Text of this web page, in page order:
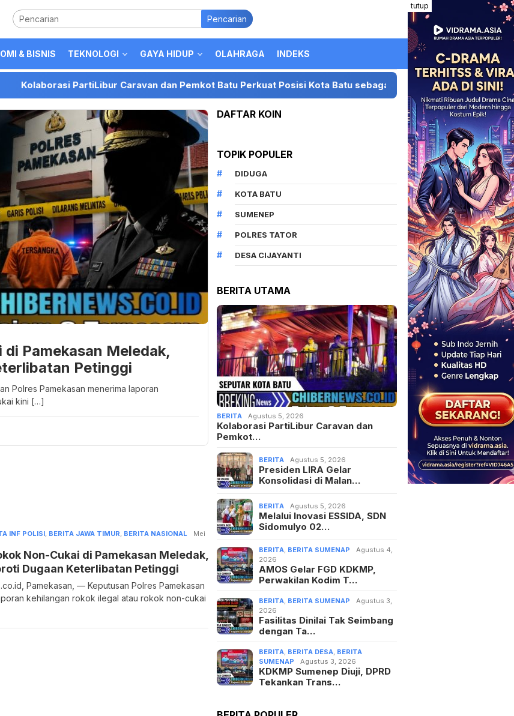
tutup
Pencarian
& BISNIS TEKNOLOGI GAYA HIDUP OLAHRAGA INDEKS
PartiLibur Caravan dan Pemkot Batu Perkuat Posisi Kota Batu sebagai Destinasi Festival Musik Nasional
Pamekasan Meledak,
Petinggi
Polres Pamekasan menerima laporan
kini […]
INF POLISI, BERITA JAWA TIMUR, BERITA NASIONAL Admin
Mei
Non-Cukai di Pamekasan Meledak,
Dugaan Keterlibatan Petinggi
Pamekasan, — Keputusan Polres Pamekasan
kehilangan rokok ilegal atau rokok non-cukai
DAFTAR KOIN
TOPIK POPULER
DIDUGA
KOTA BATU
SUMENEP
POLRES TATOR
DESA CIJAYANTI
BERITA UTAMA
BERITA Agustus 5, 2026
Kolaborasi PartiLibur Caravan dan
Pemkot…
BERITA Agustus 5, 2026
Presiden LIRA Gelar
Konsolidasi di Malan…
BERITA Agustus 5, 2026
Melalui Inovasi ESSIDA, SDN
Sidomulyo 02…
BERITA BERITA SUMENAP
Agustus 4,
2026
AMOS Gelar FGD KDKMP,
Perwakilan Kodim T…
BERITA BERITA SUMENAP
Agustus 3,
2026
Fasilitas Dinilai Tak Seimbang
dengan Ta…
BERITA BERITA DESA BERITA
SUMENAP
Agustus 3, 2026
KDKMP Sumenep Diuji, DPRD
Tekankan Trans…